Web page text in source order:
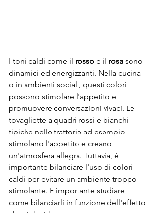
I toni caldi come il rosso e il rosa sono
dinamici ed energizzanti. Nella cucina
o in ambienti sociali, questi colori
possono stimolare l'appetito e
promuovere conversazioni vivaci. Le
tovagliette a quadri rossi e bianchi
tipiche nelle trattorie ad esempio
stimolano l'appetito e creano
un'atmosfera allegra. Tuttavia, è
importante bilanciare l'uso di colori
caldi per evitare un ambiente troppo
stimolante. E importante studiare
come bilanciarli in funzione dell'effetto